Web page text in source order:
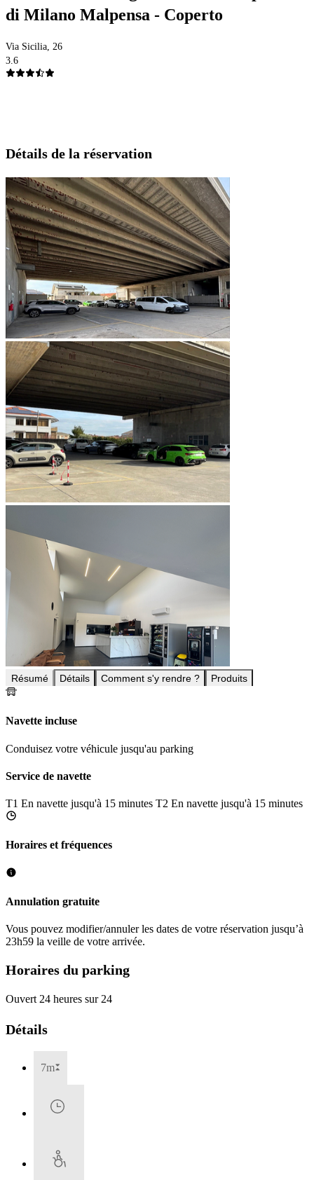
di Milano Malpensa - Coperto
Via Sicilia, 26
3.6
Détails de la réservation
Résumé Détails Comment s'y rendre ? Produits
Navette incluse
Conduisez votre véhicule jusqu'au parking
Service de navette
T1 En navette jusqu'à 15 minutes T2 En navette jusqu'à 15 minutes
Horaires et fréquences
Annulation gratuite
Vous pouvez modifier/annuler les dates de votre réservation jusqu’à
23h59 la veille de votre arrivée.
Horaires du parking
Ouvert 24 heures sur 24
Détails
7m